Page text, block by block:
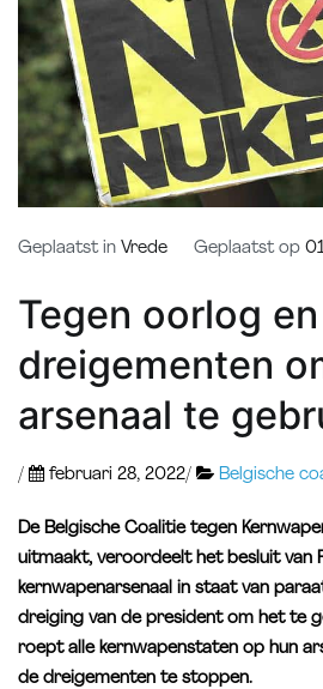
Geplaatst in Vrede Geplaatst op
Tegen oorlog en
dreigementen
arsenaal te
/ februari 28, 2022/ Belgische
De Belgische Coalitie tegen
uitmaakt, veroordeelt het besluit van
kernwapenarsenaal in staat van
dreiging van de president om het te
roept alle kernwapenstaten op hun
de dreigementen te stoppen.